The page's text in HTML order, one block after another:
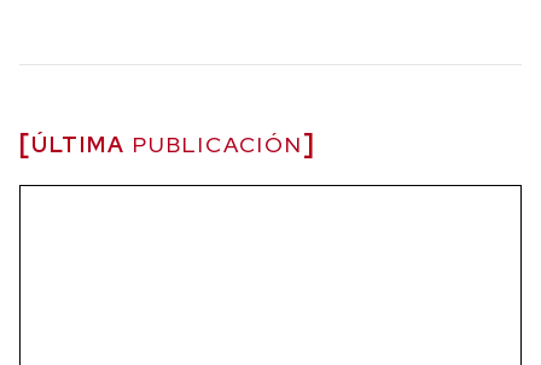
ÚLTIMA PUBLICACIÓN